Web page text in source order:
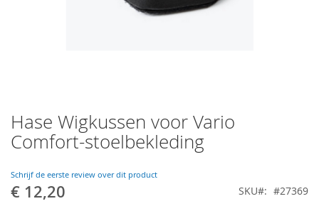
Hase Wigkussen voor Vario
Comfort-stoelbekleding
Schrijf de eerste review over dit product
€ 12,20 SKU #27369
Ga
naar
het
van
de
afbeeldingen-